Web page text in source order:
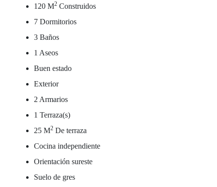
120 M2 Construidos
7 Dormitorios
3 Baños
1 Aseos
Buen estado
Exterior
2 Armarios
1 Terraza(s)
25 M2 De terraza
Cocina independiente
Orientación sureste
Suelo de gres